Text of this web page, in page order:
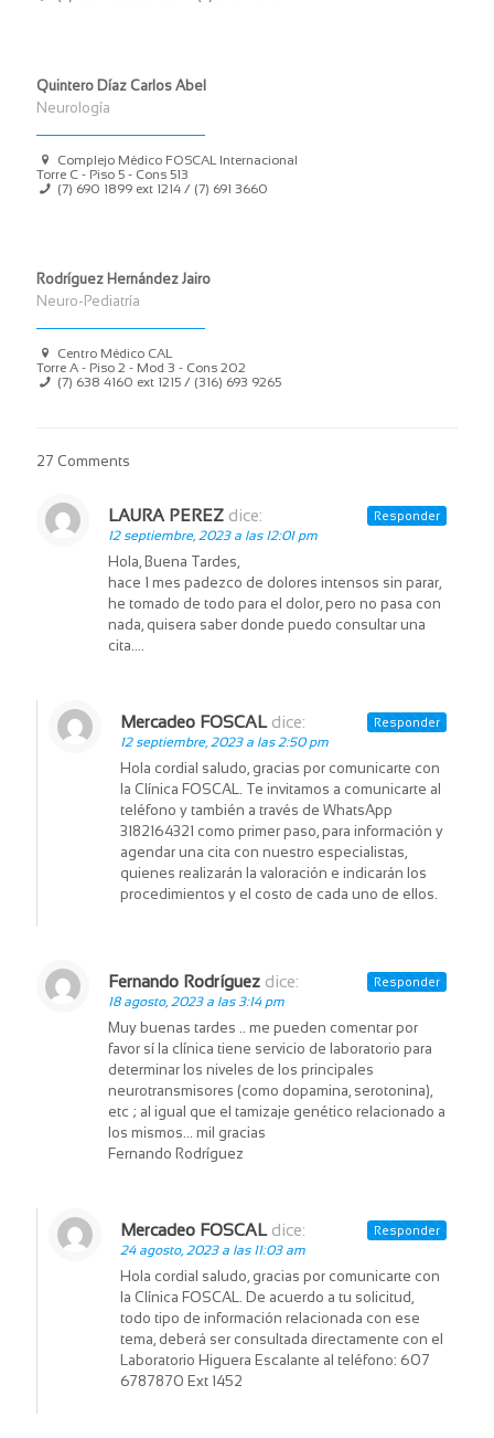
Quintero Díaz Carlos Abel
Neurología
Complejo Médico FOSCAL Internacional
Torre C - Piso 5 - Cons 513
(7) 690 1899 ext 1214 / (7) 691 3660
Rodríguez Hernández Jairo
Neuro-Pediatría
Centro Médico CAL
Torre A - Piso 2 - Mod 3 - Cons 202
(7) 638 4160 ext 1215 / (316) 693 9265
27 Comments
LAURA PEREZ dice:
12 septiembre, 2023 a las 12:01 pm
Hola, Buena Tardes,
hace 1 mes padezco de dolores intensos sin parar,
he tomado de todo para el dolor, pero no pasa con
nada, quisera saber donde puedo consultar una
cita….
Responder
Mercadeo FOSCAL dice:
12 septiembre, 2023 a las 2:50 pm
Hola cordial saludo, gracias por comunicarte con
la Clínica FOSCAL. Te invitamos a comunicarte al
teléfono y también a través de WhatsApp
3182164321 como primer paso, para información y
agendar una cita con nuestro especialistas,
quienes realizarán la valoración e indicarán los
procedimientos y el costo de cada uno de ellos.
Responder
Fernando Rodríguez dice:
18 agosto, 2023 a las 3:14 pm
Muy buenas tardes .. me pueden comentar por
favor sí la clínica tiene servicio de laboratorio para
determinar los niveles de los principales
neurotransmisores (como dopamina, serotonina),
etc ; al igual que el tamizaje genético relacionado a
los mismos… mil gracias
Fernando Rodríguez
Responder
Mercadeo FOSCAL dice:
24 agosto, 2023 a las 11:03 am
Hola cordial saludo, gracias por comunicarte con
la Clínica FOSCAL. De acuerdo a tu solicitud,
todo tipo de información relacionada con ese
tema, deberá ser consultada directamente con el
Laboratorio Higuera Escalante al teléfono: 607
6787870 Ext 1452
Responder